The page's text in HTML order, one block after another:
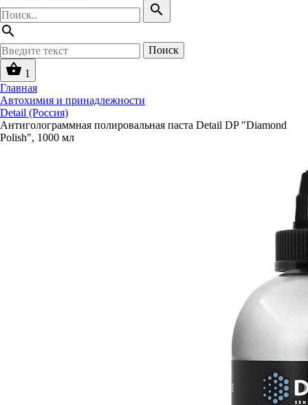
search
search
Поиск
shopping_basket 1
Главная
Автохимия и принадлежности
Detail (Россия)
Антиголограммная полировальная паста Detail DP "Diamond
Polish", 1000 мл